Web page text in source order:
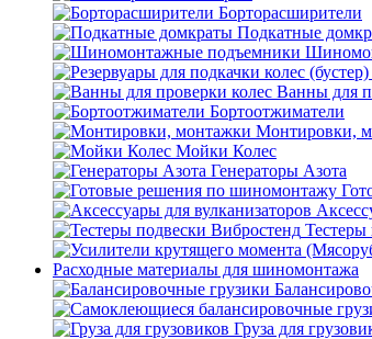
Борторасширители
Подкатные
Ванны для
Бортоотжиматели
Монтировки,
Мойки Колес
Генераторы Азота
Тестеры
Расходные материалы для шиномонтажа
Груза для